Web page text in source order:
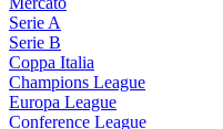
Serie A
Serie B
Coppa Italia
Champions League
Europa League
Conference League